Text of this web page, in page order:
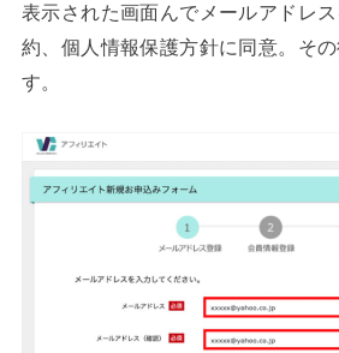
表示された画面んでメールアドレ
約、個人情報保護方針に同意。そ
す。